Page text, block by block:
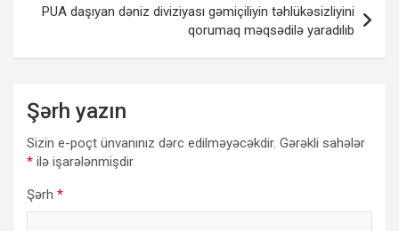
PUA daşıyan dəniz diviziyası gəmiçiliyin təhlükəsizliyini
qorumaq məqsədilə yaradılıb
Şərh yazın
Sizin e-poçt ünvanınız dərc edilməyəcəkdir. Gərəkli sahələr
* ilə işarələnmişdir
Şərh *